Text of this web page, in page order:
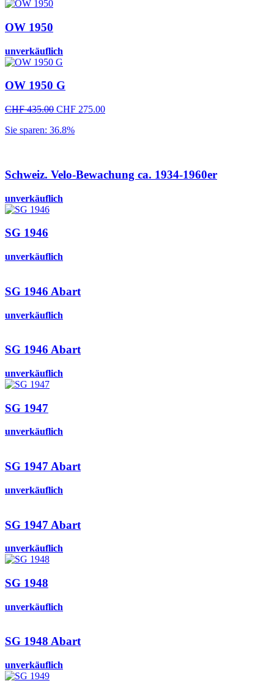
OW 1950
unverkäuflich
OW 1950 G
CHF435.00 Ursprünglicher
war:
CHF 275.00Aktueller
Sie sparen: 36.8%
Schweiz. Velo-Bewachung ca. 1934-1960er
unverkäuflich
SG 1946
unverkäuflich
SG 1946 Abart
unverkäuflich
SG 1946 Abart
unverkäuflich
SG 1947
unverkäuflich
SG 1947 Abart
unverkäuflich
SG 1947 Abart
unverkäuflich
SG 1948
unverkäuflich
SG 1948 Abart
unverkäuflich